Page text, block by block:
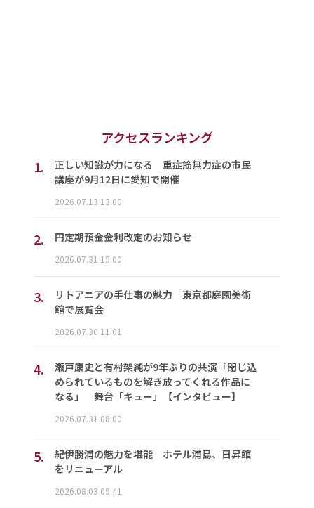
アクセスランキング
1.
正しい知識が力になる 重症筋無力症の市民
講座が9月12日に愛知で開催
2026.07.13 13:00
2. 円定期預金金利改定のお知らせ
2026.07.31 15:00
3.
リトアニアの手仕事の魅力 東京都庭園美術
館で展覧会
2026.07.30 11:01
4.
瀬戸康史と有村架純が9年ぶりの共演「閉じ込
められているものを解き放ってくれる作品に
なる」 舞台「キュー」【インタビュー】
2026.07.31 08:00
5.
紀伊勝浦の魅力を堪能 ホテル浦島、日昇館
をリニューアル
2026.08.03 09:41